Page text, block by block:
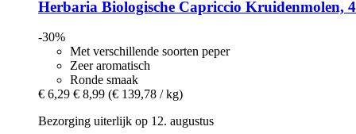
Herbaria Biologische Capriccio Kruidenmolen,
-30%
Met verschillende soorten peper
Zeer aromatisch
Ronde smaak
€ 6,29 € 8,99 (€ 139,78 / kg)
Bezorging uiterlijk op 12. augustus